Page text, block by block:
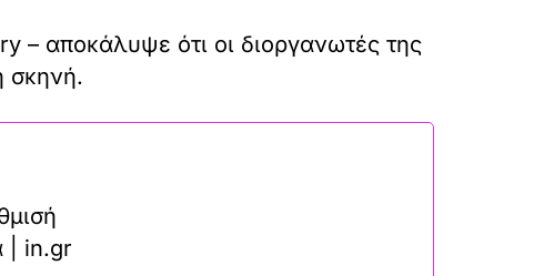
– αποκάλυψε ότι οι διοργανωτές της
σκηνή.
| in.gr